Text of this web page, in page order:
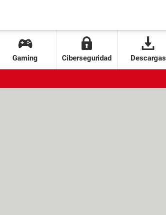
Gaming Ciberseguridad Descargas